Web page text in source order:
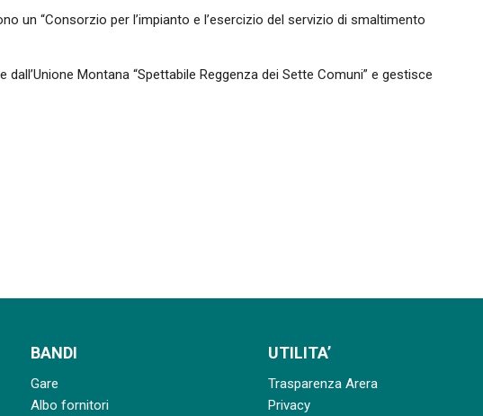
un “Consorzio per l’impianto e l’esercizio del servizio di smaltimento
Montana “Spettabile Reggenza dei Sette Comuni” e gestisce
BANDI
Gare
Albo fornitori
UTILITA’
Trasparenza Arera
Privacy